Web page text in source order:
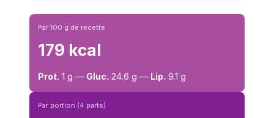
Par 100 g de recette
179 kcal
Prot. 1 g — Gluc. 24.6 g — Lip. 9.1 g
Par portion (4 parts)